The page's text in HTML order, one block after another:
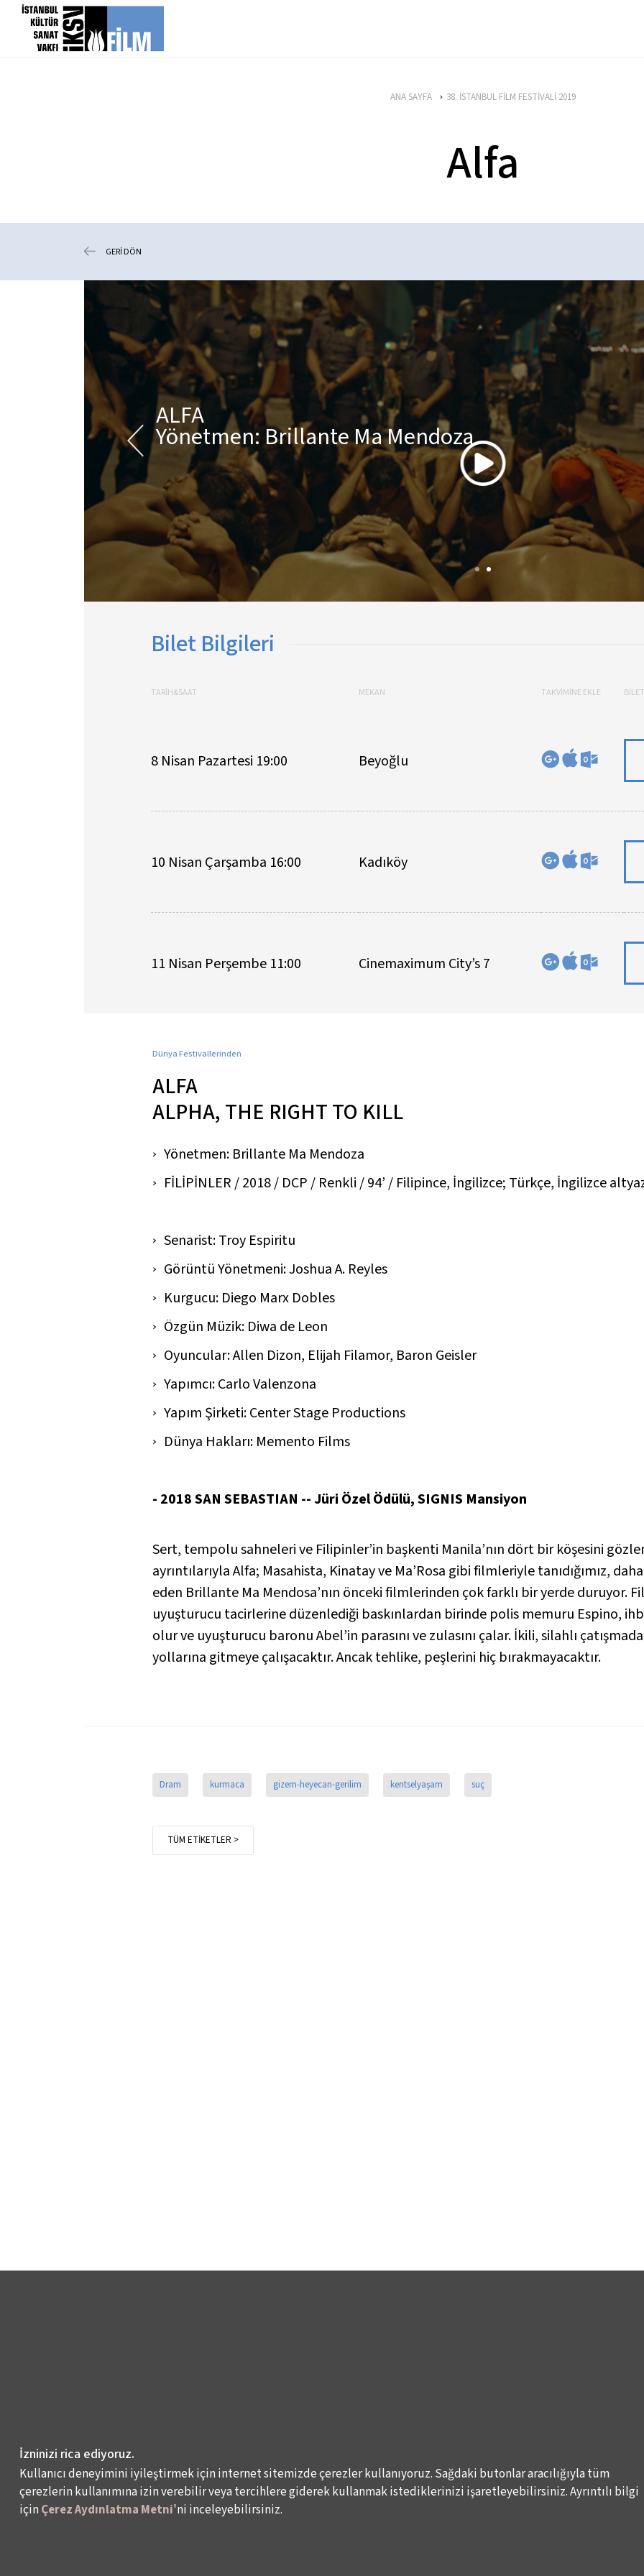
icerigi atla
ANA SAYFA 38. İSTANBUL FİLM FESTİVALİ 2019
Alfa
GERİ DÖN
ALFA
Yönetmen: Brillante Ma Mendoza
Bilet Bilgileri
TARİH&SAAT MEKAN TAKVİMİNE EKLE
8 Nisan Pazartesi 19:00 Beyoğlu
10 Nisan Çarşamba 16:00 Kadıköy
11 Nisan Perşembe 11:00 Cinemaximum City’s 7
Dünya Festivallerinden
ALFA
ALPHA, THE RIGHT TO KILL
Yönetmen: Brillante Ma Mendoza
FİLİPİNLER / 2018 / DCP / Renkli / 94’ / Filipince, İngilizce; Türkçe, İngilizce
Senarist: Troy Espiritu
Görüntü Yönetmeni: Joshua A. Reyles
Kurgucu: Diego Marx Dobles
Özgün Müzik: Diwa de Leon
Oyuncular: Allen Dizon, Elijah Filamor, Baron Geisler
Yapımcı: Carlo Valenzona
Yapım Şirketi: Center Stage Productions
Dünya Hakları: Memento Films
- 2018 SAN SEBASTIAN -- Jüri Özel Ödülü, SIGNIS Mansiyon
Sert, tempolu sahneleri ve Filipinler’in başkenti Manila’nın dört bir köşesini
ayrıntılarıylaAlfa; Masahista, Kinatayve Ma’Rosa gibi filmleriyle tanıdığımız,
eden Brillante Ma Mendosa’nın önceki filmlerinden çok farklı bir yerde duruyor.
uyuşturucu tacirlerine düzenlediği baskınlardan birinde polis memuru Espino,
olur ve uyuşturucu baronu Abel’in parasını ve zulasını çalar. İkili, silahlı
yollarına gitmeye çalışacaktır. Ancak tehlike, peşlerini hiç bırakmayacaktır.
Dram kurmaca gizem-heyecan-gerilim kentselyaşam suç
TÜM ETİKETLER >
İzninizi rica ediyoruz.
Kullanıcı deneyimini iyileştirmek için internet sitemizde çerezler kullanıyoruz. Sağdaki butonlar aracılığıyla tüm
çerezlerin kullanımına izin verebilir veya tercihlere giderek kullanmak istediklerinizi işaretleyebilirsiniz. Ayrıntılı bilgi
için Çerez Aydınlatma Metni'ni inceleyebilirsiniz.